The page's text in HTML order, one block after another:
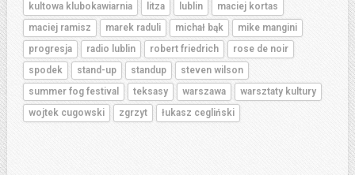
kultowa klubokawiarnia
litza lublin
maciej kortas
maciej ramisz
marek raduli michał bąk
mike mangini
progresja
radio lublin robert friedrich
rose de noir
spodek
stand-up standup
steven wilson
summer fog festival
teksasy warszawa
warsztaty kultury
wojtek cugowski
zgrzyt łukasz cegliński